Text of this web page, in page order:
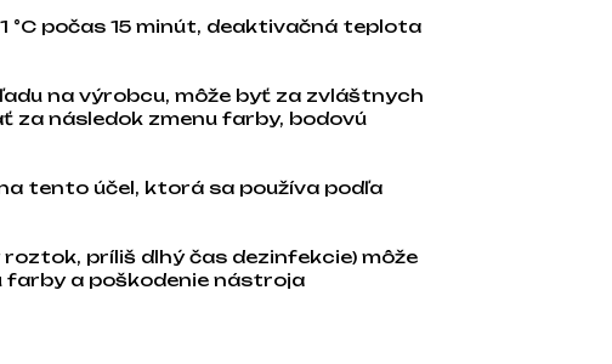
počas 15 minút, deaktivačná teplota
na výrobcu, môže byť za zvláštnych
za následok zmenu farby, bodovú
tento účel, ktorá sa používa podľa
príliš dlhý čas dezinfekcie) môže
farby a poškodenie nástroja